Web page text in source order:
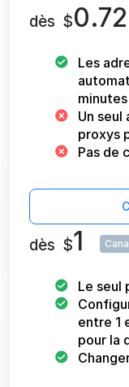
dès $0.72
Les
minutes
Un seul
proxys
Pas de
dès $1
Le seul
entre 1
pour la